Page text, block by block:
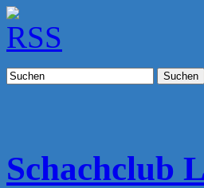
Suchen
Schachclub